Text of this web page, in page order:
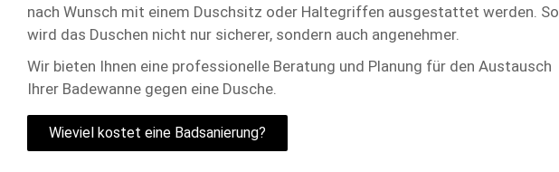
nach Wunsch mit einem Duschsitz oder Haltegriffen ausgestattet werden. So
wird das Duschen nicht nur sicherer, sondern auch angenehmer.
Wir bieten Ihnen eine professionelle Beratung und Planung für den Austausch
Ihrer Badewanne gegen eine Dusche.
Wieviel kostet eine Badsanierung?